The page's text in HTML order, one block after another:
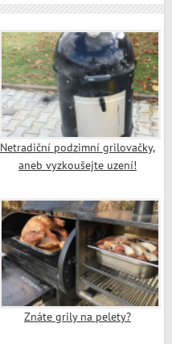
Netradiční podzimní grilovačky,
aneb vyzkoušejte uzení!
Znáte grily na pelety?